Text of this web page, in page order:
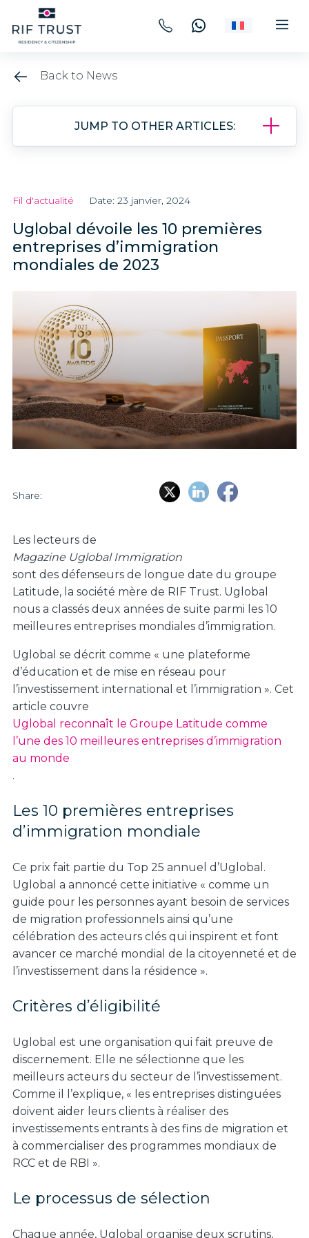
Back to News
JUMP TO OTHER ARTICLES:
Fil d'actualité Date: 23 janvier, 2024
Uglobal dévoile les 10 premières
entreprises d’immigration
mondiales de 2023
Share:
Les lecteurs de
Magazine Uglobal Immigration
sont des défenseurs de longue date du groupe
Latitude, la société mère de RIF Trust. Uglobal
nous a classés deux années de suite parmi les 10
meilleures entreprises mondiales d’immigration.
Uglobal se décrit comme « une plateforme
d’éducation et de mise en réseau pour
l’investissement international et l’immigration ». Cet
article couvre
Uglobal reconnaît le Groupe Latitude comme
l’une des 10 meilleures entreprises d’immigration
au monde
.
Les 10 premières entreprises
d’immigration mondiale
Ce prix fait partie du Top 25 annuel d’Uglobal.
Uglobal a annoncé cette initiative « comme un
guide pour les personnes ayant besoin de services
de migration professionnels ainsi qu’une
célébration des acteurs clés qui inspirent et font
avancer ce marché mondial de la citoyenneté et de
l’investissement dans la résidence ».
Critères d’éligibilité
Uglobal est une organisation qui fait preuve de
discernement. Elle ne sélectionne que les
meilleurs acteurs du secteur de l’investissement.
Comme il l’explique, « les entreprises distinguées
doivent aider leurs clients à réaliser des
investissements entrants à des fins de migration et
à commercialiser des programmes mondiaux de
RCC et de RBI ».
Le processus de sélection
Chaque année, Uglobal organise deux scrutins,